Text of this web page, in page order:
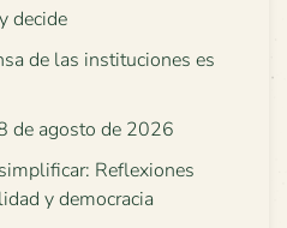
decide
de las instituciones es
de agosto de 2026
Reflexiones
y democracia